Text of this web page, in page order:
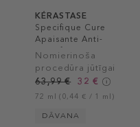
KÉRASTASE
Specifique Cure
Apaisante Anti-
Inconforts
Nomierinoša
procedūra jūtīgai
galvas ādai
63,99 € 32 €
72 ml (0,44 € / 1 ml)
DĀVANA